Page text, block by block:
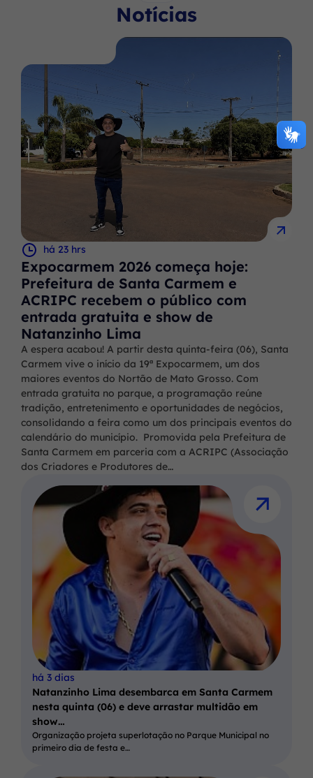
Notícias
há 23 hrs
Expocarmem 2026 começa hoje:
Prefeitura de Santa Carmem e
ACRIPC recebem o público com
entrada gratuita e show de
Natanzinho Lima
A espera acabou! A partir desta quinta-feira (06), Santa
Carmem vive o início da 19ª Expocarmem, um dos
maiores eventos do Nortão de Mato Grosso. Com
entrada gratuita no parque, a programação reúne
tradição, entretenimento e oportunidades de negócios,
consolidando a feira como um dos principais eventos do
calendário do município. Promovida pela Prefeitura de
Santa Carmem em parceria com a ACRIPC (Associação
dos Criadores e Produtores de…
há 3 dias
Natanzinho Lima desembarca em Santa Carmem
nesta quinta (06) e deve arrastar multidão em
show…
Organização projeta superlotação no Parque Municipal no
primeiro dia de festa e…